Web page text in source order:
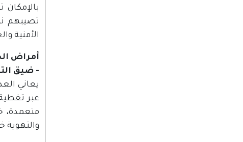
تصيبهم
الأمنية
أمراض
- ضيق
يعاني
عبر
متعمدة،
والتهوية